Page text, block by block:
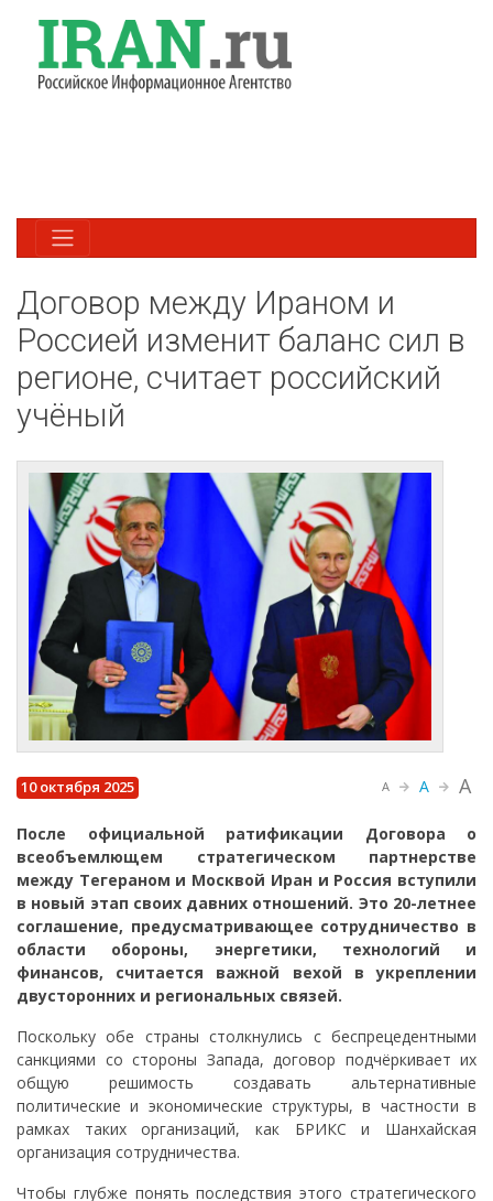
Договор между Ираном и
Россией изменит баланс сил в
регионе, считает российский
учёный
10 октября 2025 A A A
После официальной ратификации Договора о
всеобъемлющем стратегическом партнерстве
между Тегераном и Москвой Иран и Россия вступили
в новый этап своих давних отношений. Это 20-летнее
соглашение, предусматривающее сотрудничество в
области обороны, энергетики, технологий и
финансов, считается важной вехой в укреплении
двусторонних и региональных связей.
Поскольку обе страны столкнулись с беспрецедентными
санкциями со стороны Запада, договор подчёркивает их
общую решимость создавать альтернативные
политические и экономические структуры, в частности в
рамках таких организаций, как БРИКС и Шанхайская
организация сотрудничества.
Чтобы глубже понять последствия этого стратегического